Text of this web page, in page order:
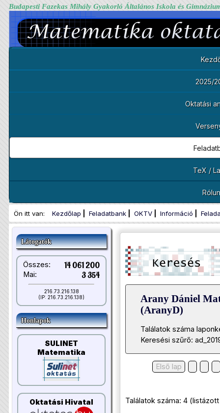
Budapesti Fazekas Mihály Gyakorló Általános Iskola és
2025/
Oktatási
TeX /
Ön itt van: Kezdőlap Feladatbank OKTV Információ
Látogatók
Összes: 14 061 200
Mai: 3 354
216.73.216.138
(IP: 216.73.216.138)
Honlapok
SULINET
Matematika
Oktatási Hivatal
Arany Dániel
(AranyD)
Találatok száma
Keresési szűrő:
Első lap
Találatok száma: 4